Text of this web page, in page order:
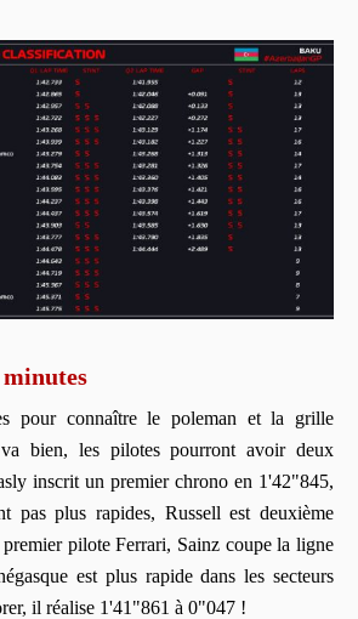
minutes
pour connaître le poleman et la grille
bien, les pilotes pourront avoir deux
inscrit un premier chrono en 1'42"845,
pas plus rapides, Russell est deuxième
pilote Ferrari, Sainz coupe la ligne
est plus rapide dans les secteurs
il réalise 1'41"861 à 0"047 !